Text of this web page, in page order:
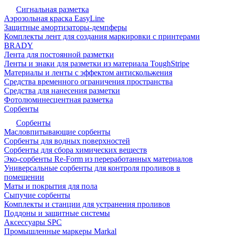
Сигнальная разметка
Аэрозольная краска EasyLine
Защитные амортизаторы-демпферы
Комплекты лент для создания маркировки с принтерами
BRADY
Лента для постоянной разметки
Ленты и знаки для разметки из материала ToughStripe
Материалы и ленты с эффектом антискольжения
Средства временного ограничения пространства
Средства для нанесения разметки
Фотолюминесцентная разметка
Сорбенты
Сорбенты
Масловпитывающие сорбенты
Сорбенты для водных поверхностей
Сорбенты для сбора химических веществ
Эко-сорбенты Re-Form из переработанных материалов
Универсальные сорбенты для контроля проливов в
помещении
Маты и покрытия для пола
Сыпучие сорбенты
Комплекты и станции для устранения проливов
Поддоны и защитные системы
Аксессуары SPC
Промышленные маркеры Markal